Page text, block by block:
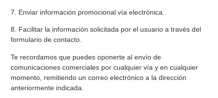
7. Enviar información promocional vía electrónica.
8. Facilitar la información solicitada por el usuario a través del
formulario de contacto.
Te recordamos que puedes oponerte al envío de
comunicaciones comerciales por cualquier vía y en cualquier
momento, remitiendo un correo electrónico a la dirección
anteriormente indicada.